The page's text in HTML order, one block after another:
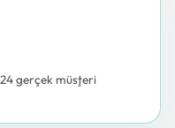
gerçek müşteri